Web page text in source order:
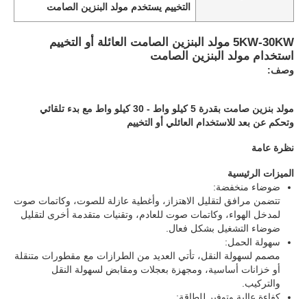
منزل
المنتجات
حول بنا
التخييم يستخدم مولد البنزين الصامت
5KW-30KW مولد البنزين الصامت العائلة أو التخييم
استخدام مولد البنزين الصامت
وصف:
مولد بنزين صامت بقدرة 5 كيلو واط - 30 كيلو واط مع بدء تلقائي
وتحكم عن بعد للاستخدام العائلي أو التخييم
نظرة عامة
الميزات الرئيسية
ضوضاء منخفضة:
تتضمن مرافق لتقليل الاهتزاز، وأغطية عازلة للصوت، وكاتمات صوت
لمدخل الهواء، وكاتمات صوت للعادم، وتقنيات متقدمة أخرى لتقليل
ضوضاء التشغيل بشكل فعال.
سهولة الحمل:
مصمم لسهولة النقل، تأتي العديد من الطرازات مع مقطورات متنقلة
أو خزانات أساسية، ومجهزة بعجلات ومقابض لسهولة النقل
والتركيب.
كفاءة عالية وتوفير للطاقة: